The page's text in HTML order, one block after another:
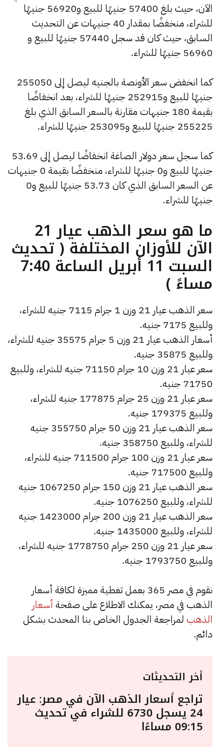
الآن، حيث بلغ 57400 جنيهًا للبيع و56920 جنيهًا
للشراء، منخفضًا بمقدار 40 جنيهات عن التحديث
السابق، حيث كان قد سجل 57440 جنيهًا للبيع و
56960 جنيهًا للشراء.
كما انخفض سعر الأونصة بالجنيه ليصل إلى 255050
جنيهًا للبيع و252915 جنيهًا للشراء، بعد انخفاضًا
بقيمة 180 جنيهات مقارنة بالسعر السابق الذي بلغ
255225 جنيهًا للبيع و253095 جنيهًا للشراء.
كما سجل سعر دولار الصاغة انخفاضًا ليصل إلى 53.69
جنيهًا للبيع و0 جنيهًا للشراء، منخفضًا بقيمة 0 جنيهات
عن السعر السابق الذي كان 53.73 جنيهًا للبيع و0
جنيهًا للشراء.
ما هو سعر الذهب عيار 21
الآن للأوزان المختلفة ( تحديث
السبت 11 أبريل الساعة 7:40
مساءً )
سعر الذهب عيار 21 وزن 1 جرام 7115 جنيه للشراء،
وللبيع 7175 جنيه.
أسعار الذهب عيار 21 وزن 5 جرام 35575 جنيه للشراء،
وللبيع 35875 جنيه.
سعر عيار 21 وزن 10 جرام 71150 جنيه للشراء، وللبيع
71750 جنيه.
سعر عيار 21 وزن 25 جرام 177875 جنيه للشراء،
وللبيع 179375 جنيه.
سعر الذهب عيار 21 وزن 50 جرام 355750 جنيه
للشراء، وللبيع 358750 جنيه.
سعر عيار 21 وزن 100 جرام 711500 جنيه للشراء،
وللبيع 717500 جنيه.
سعر الذهب عيار 21 وزن 150 جرام 1067250 جنيه
للشراء، وللبيع 1076250 جنيه.
سعر الذهب عيار 21 وزن 200 جرام 1423000 جنيه
للشراء، وللبيع 1435000 جنيه.
سعر عيار 21 وزن 250 جرام 1778750 جنيه للشراء،
وللبيع 1793750 جنيه.
نقوم في مصر 365 بعمل تغطية مميزة لكافة أسعار
الذهب في مصر، يمكنك الاطلاع على صفحة أسعار
الذهب لمراجعة الجدول الخاص بنا المحدث بشكل
دائم.
أخر التحديثات
تراجع أسعار الذهب الآن في مصر: عيار
24 يسجل 6730 للشراء في تحديث
09:15 مساءًا